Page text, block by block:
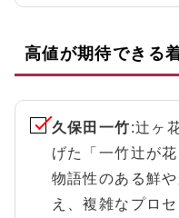
高値が期待できる
久保田一竹:辻ヶ
げた「一竹辻が
物語性のある鮮
え、複雑なプロ